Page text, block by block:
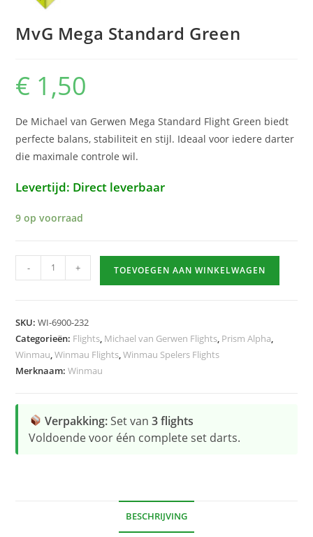
MvG Mega Standard Green
€ 1,50
De Michael van Gerwen Mega Standard Flight Green biedt
perfecte balans, stabiliteit en stijl. Ideaal voor iedere darter
die maximale controle wil.
Levertijd: Direct leverbaar
9 op voorraad
Mega
hoeveelheid
- + TOEVOEGEN AAN WINKELWAGEN
SKU:WI-6900-232
Categorieën: Flights Michael van Gerwen Flights Prism Alpha
Winmau ,Winmau Flights ,Winmau Spelers Flights
Merknaam:Winmau
Verpakking:Set van 3 flights
Voldoende voor één complete set darts.
BESCHRIJVING